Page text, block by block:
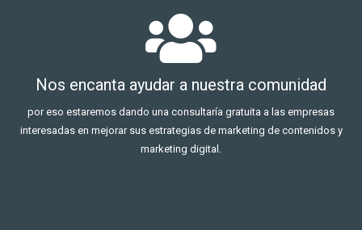
Nos encanta ayudar a nuestra comunidad
por eso estaremos dando una consultaría gratuita a las empresas
interesadas en mejorar sus estrategias de marketing de contenidos y
marketing digital.